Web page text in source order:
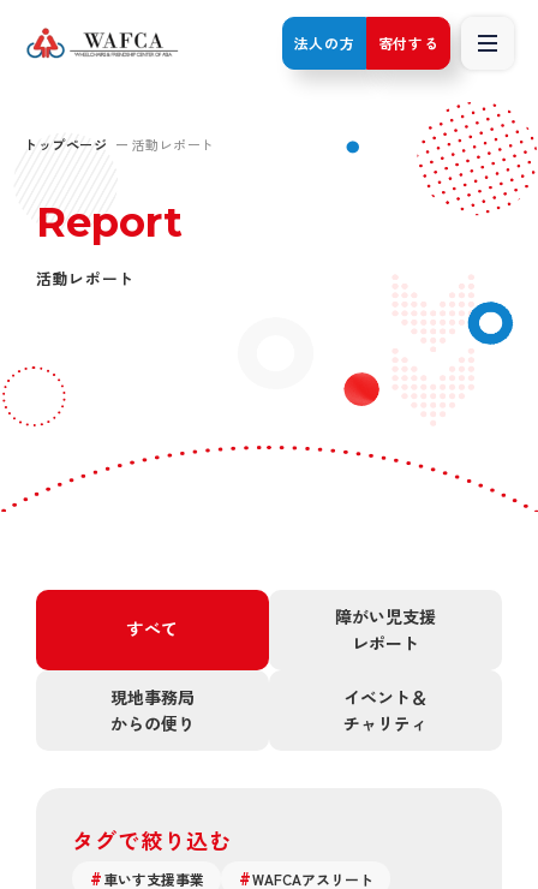
法人の方 寄付する
トップページ 活動レポート
Report
活動レポート
すべて
障がい児支援
レポート
現地事務局
からの便り
イベント＆
チャリティ
タグで絞り込む
車いす支援事業
WAFCAアスリート